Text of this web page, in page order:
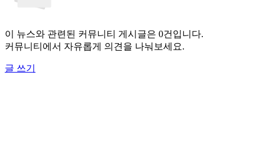
이 뉴스와 관련된 커뮤니티 게시글은 0건입니다.
커뮤니티에서 자유롭게 의견을 나눠보세요.
글 쓰기